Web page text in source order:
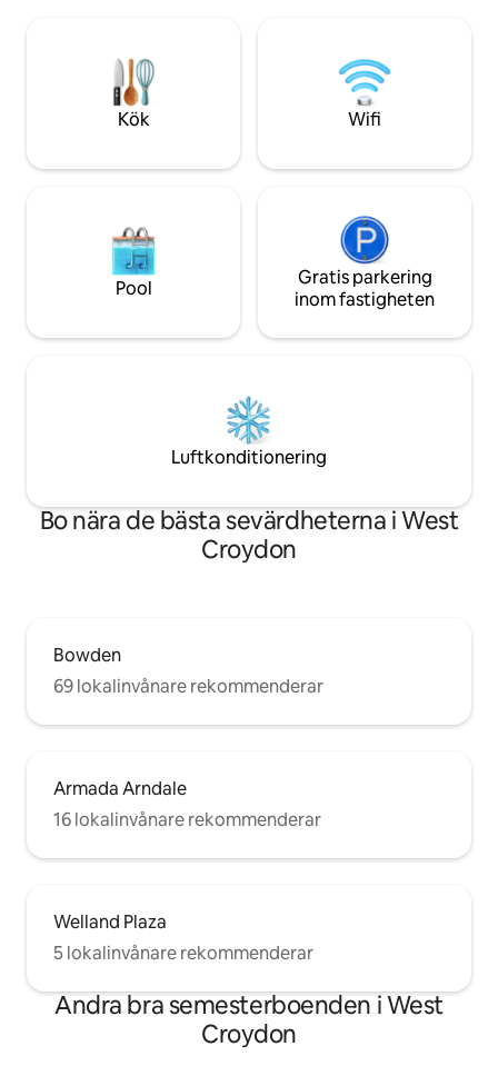
badkar, plyschmattor, WIFI,
luftkonditionering, romantisk
dubbelsidig eld. GOURMETFRUKOST.
TENNISBANOR. Djur i paddock med
affärsdistrikt,
stränder Perfekt för längre vistelser,
flytt och
Kök Wifi
Pool
Gratis parkering
inom fastigheten
Luftkonditionering
Bo nära de bästa sevärdheterna i West
Croydon
Bowden
69 lokalinvånare rekommenderar
Armada Arndale
16 lokalinvånare rekommenderar
Welland Plaza
5 lokalinvånare rekommenderar
Andra bra semesterboenden i West
Croydon